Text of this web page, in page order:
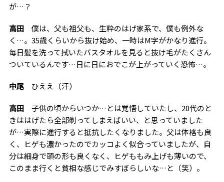
が…？
高田僕は、父も祖父も、生粋のはげ家系で、僕も例外な
く…。35歳くらいから抜け始め、一時はM字がかなり進行。
毎日髪を洗って拭いたバスタオルを見ると抜け毛がたくさん
ついているんです…日に日におでこが上がっていく恐怖…。
中尾ひええ（汗）
高田子供の頃からいつか…とは覚悟していたし、20代のと
きははげたら全部剃ってしまえばいい、と思っていました
が…実際に進行すると抵抗したくなりました。父は体格も良
く、ヒゲも濃かったのでカッコよく似合っていましたが、自
分は細身で頭の形も良くなく、ヒゲももみ上げも薄いので、
このまま行くと貧相な感じでみすぼらしいな…と（笑）。